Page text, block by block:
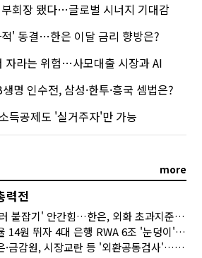
회장 됐다…글로벌 시너지 기대감
' 동결…한은 이달 금리 향방은?
자라는 위험…사모대출 시장과 AI
명 인수전, 삼성·한투·흥국 셈법은?
득공제도 '실거주자'만 가능
more
력전
'달러 붙잡기' 안간힘…한은, 외화 초과지준에 이자 6개월 더
환율 14원 뛰자 4대 은행 RWA 6조 '눈덩이'…2배 뛴 2분기는?
한은·금감원, 시장교란 등 '외환공동검사'…환율 급등 전방위 대응